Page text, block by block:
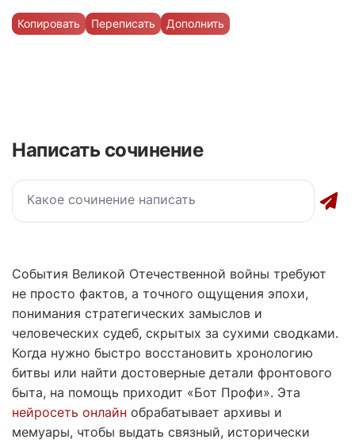
Копировать Переписать Дополнить
Написать сочинение
События Великой Отечественной войны требуют
не просто фактов, а точного ощущения эпохи,
понимания стратегических замыслов и
человеческих судеб, скрытых за сухими сводками.
Когда нужно быстро восстановить хронологию
битвы или найти достоверные детали фронтового
быта, на помощь приходит «Бот Профи». Эта
нейросеть онлайн обрабатывает архивы и
мемуары, чтобы выдать связный, исторически